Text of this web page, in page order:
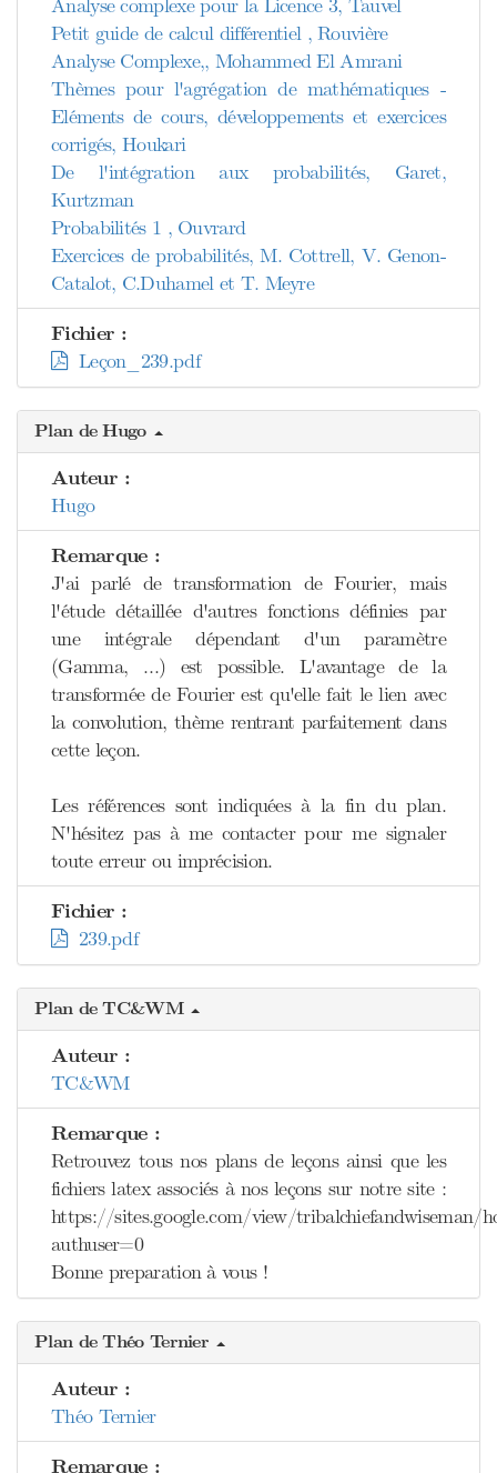
Analyse complexe pour la Licence 3, Tauvel
Petit guide de calcul différentiel , Rouvière
Analyse Complexe,, Mohammed El Amrani
Thèmes pour l'agrégation de mathématiques -
Eléments de cours, développements et exercices
corrigés, Houkari
De l'intégration aux probabilités, Garet,
Kurtzman
Probabilités 1 , Ouvrard
Exercices de probabilités, M. Cottrell, V. Genon-
Catalot, C.Duhamel et T. Meyre
Fichier :
Leçon_239.pdf
Plan de Hugo
Auteur :
Hugo
Remarque :
J'ai parlé de transformation de Fourier, mais
l'étude détaillée d'autres fonctions définies par
une intégrale dépendant d'un paramètre
(Gamma, …) est possible. L'avantage de la
transformée de Fourier est qu'elle fait le lien avec
la convolution, thème rentrant parfaitement dans
cette leçon.
Les références sont indiquées à la fin du plan.
N'hésitez pas à me contacter pour me signaler
toute erreur ou imprécision.
Fichier :
239.pdf
Plan de TC&WM
Auteur :
TC&WM
Remarque :
Retrouvez tous nos plans de leçons ainsi que les
fichiers latex associés à nos leçons sur notre site :
https://sites.google.com/view/tribalchiefandwiseman/
authuser=0
Bonne preparation à vous !
Plan de Théo Ternier
Auteur :
Théo Ternier
Remarque :